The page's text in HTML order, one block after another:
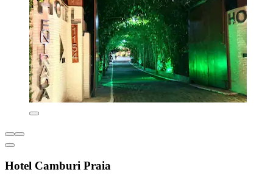
Hotel Camburi Praia